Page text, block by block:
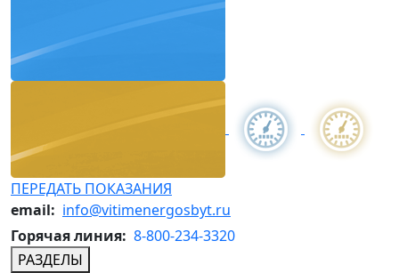
ПЕРЕДАТЬ ПОКАЗАНИЯ
email: info@vitimenergosbyt.ru
Горячая линия: 8-800-234-3320
РАЗДЕЛЫ